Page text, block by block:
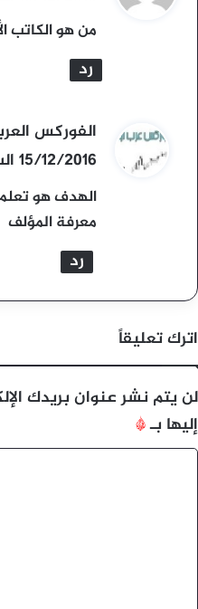
و
ل
من هو الكاتب
رد
ي
ق
و
ل
الفوركس
15/12/2016 الساعة 6:32 ص
الهدف هو
معرفة المؤلف
رد
اترك تعليقاً
لن يتم نشر عنوان بريدك
إليها بـ*